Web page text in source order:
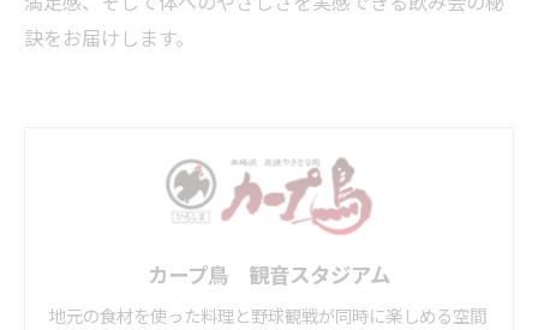
訣をお届けします。
カープ鳥 観音スタジアム
地元の食材を使った料理と野球観戦が同時に楽しめる空間